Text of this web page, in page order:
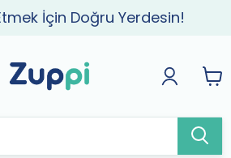
İçin Doğru Yerdesin!